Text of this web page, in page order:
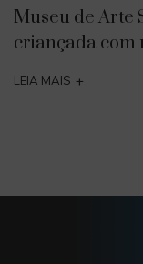
Museu de Arte
criançada com
LEIA MAIS +